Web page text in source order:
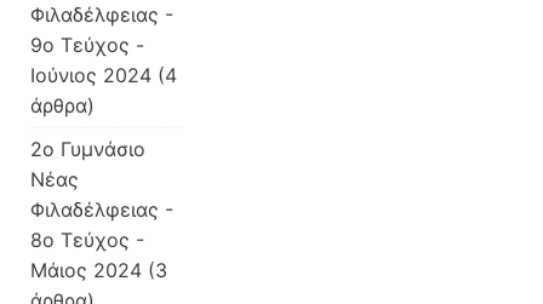
Φιλαδέλφειας -
9ο Τεύχος -
Ιούνιος 2024 (4
άρθρα)
2ο Γυμνάσιο
Νέας
Φιλαδέλφειας -
8ο Τεύχος -
Μάιος 2024 (3